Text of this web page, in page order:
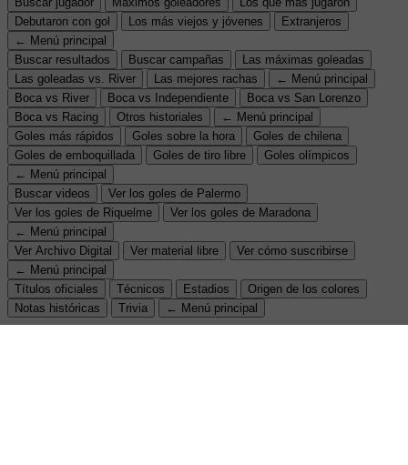
Debutaron con gol
Los más viejos y jóvenes
Extranjeros
← Menú principal
Buscar resultados
Buscar campañas
Las máximas goleadas
Las goleadas vs. River
Las mejores rachas
← Menú principal
Boca vs River
Boca vs Independiente
Boca vs San Lorenzo
Boca vs Racing
Otros historiales
← Menú principal
Goles más rápidos
Goles sobre la hora
Goles de chilena
Goles de emboquillada
Goles de tiro libre
Goles olímpicos
← Menú principal
Buscar videos
Ver los goles de Palermo
Ver los goles de Riquelme
Ver los goles de Maradona
← Menú principal
Ver Archivo Digital
Ver material libre
Ver cómo suscribirse
← Menú principal
Títulos oficiales
Técnicos Estadios
Origen de los colores
Notas históricas
Trivia ← Menú principal